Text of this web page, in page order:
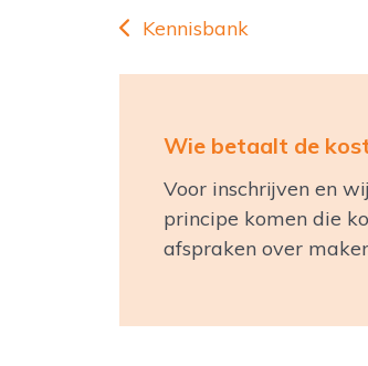
Kennisbank
Wie betaalt de
Voor inschrijven en
principe komen die
afspraken over